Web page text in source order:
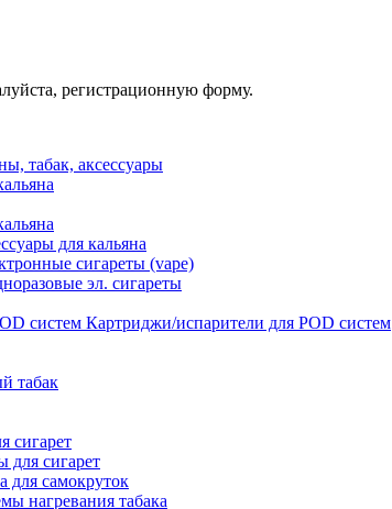
регистрационную форму.
табак, аксессуары
для кальяна
сигареты (vape)
эл. сигареты
Картриджи/испарители для POD систем
табак
сигарет
для сигарет
для самокруток
нагревания табака